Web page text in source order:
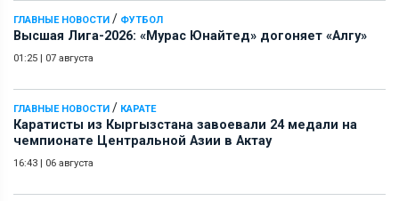
ГЛАВНЫЕ НОВОСТИ / ФУТБОЛ
Высшая Лига-2026: «Мурас Юнайтед» догоняет «Алгу»
01:25 | 07 августа
ГЛАВНЫЕ НОВОСТИ / КАРАТЕ
Каратисты из Кыргызстана завоевали 24 медали на
чемпионате Центральной Азии в Актау
16:43 | 06 августа